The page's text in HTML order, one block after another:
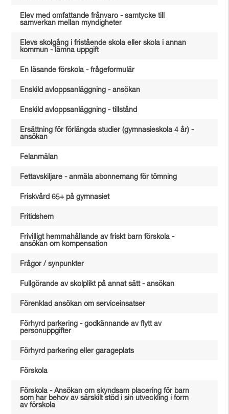
Elev med omfattande frånvaro - samtycke till
samverkan mellan myndigheter
Elevs skolgång i fristående skola eller skola i annan
kommun - lämna uppgift
En läsande förskola - frågeformulär
Enskild avloppsanläggning - ansökan
Enskild avloppsanläggning - tillstånd
Ersättning för förlängda studier (gymnasieskola 4 år) -
ansökan
Felanmälan
Fettavskiljare - anmäla abonnemang för tömning
Friskvård 65+ på gymnasiet
Fritidshem
Frivilligt hemmahållande av friskt barn förskola -
ansökan om kompensation
Frågor / synpunkter
Fullgörande av skolplikt på annat sätt - ansökan
Förenklad ansökan om serviceinsatser
Förhyrd parkering - godkännande av flytt av
personuppgifter
Förhyrd parkering eller garageplats
Förskola
Förskola - Ansökan om skyndsam placering för barn
som har behov av särskilt stöd i sin utveckling i form
av förskola